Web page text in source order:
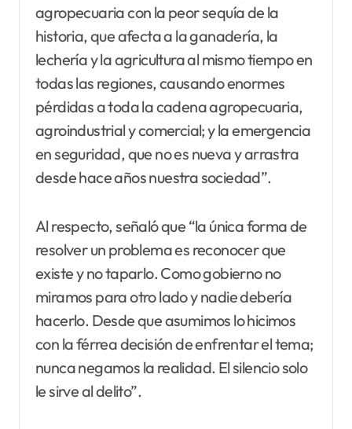
agropecuaria con la peor sequía de la
historia, que afecta a la ganadería, la
lechería y la agricultura al mismo tiempo en
todas las regiones, causando enormes
pérdidas a toda la cadena agropecuaria,
agroindustrial y comercial; y la emergencia
en seguridad, que no es nueva y arrastra
desde hace años nuestra sociedad”.
Al respecto, señaló que “la única forma de
resolver un problema es reconocer que
existe y no taparlo. Como gobierno no
miramos para otro lado y nadie debería
hacerlo. Desde que asumimos lo hicimos
con la férrea decisión de enfrentar el tema;
nunca negamos la realidad. El silencio solo
le sirve al delito”.